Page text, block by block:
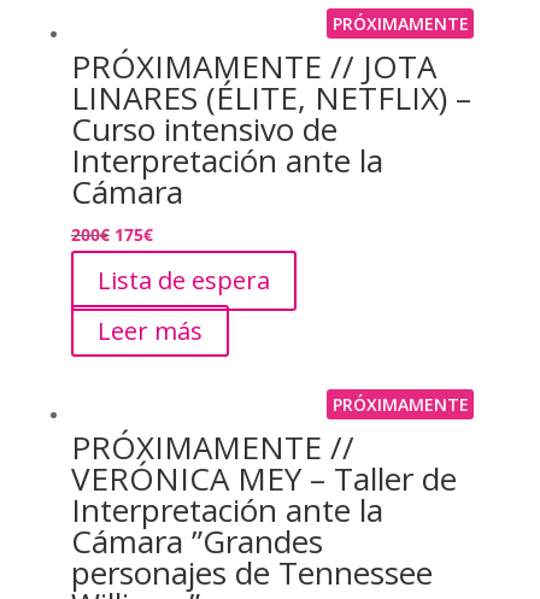
PRÓXIMAMENTE
PRÓXIMAMENTE // JOTA
LINARES (ÉLITE, NETFLIX) –
Curso intensivo de
Interpretación ante la
Cámara
200€ 175€
Lista de espera
Leer más
PRÓXIMAMENTE
PRÓXIMAMENTE //
VERÓNICA MEY – Taller de
Interpretación ante la
Cámara ”Grandes
personajes de Tennessee